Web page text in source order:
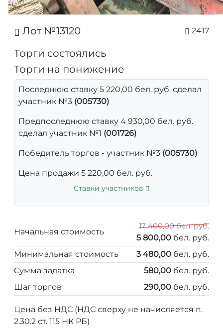
Лот №13120 2417
Торги состоялись
Торги на понижение
Последнюю ставку 5 220,00 бел. руб. сделал
участник №3 (005730)
Предпоследнюю ставку 4 930,00 бел. руб.
сделал участник №1 (001726)
Победитель торгов - участник №3 (005730)
Цена продажи 5 220,00 бел. руб.
Ставки участников
Начальная стоимость
17 400,00 бел. руб.
5 800,00 бел. руб.
Минимальная стоимость
3 480,00 бел. руб.
Сумма задатка
580,00 бел. руб.
Шаг торгов
290,00 бел. руб.
Цена без НДС (НДС сверху не начисляется п.
2.30.2 ст. 115 НК РБ)